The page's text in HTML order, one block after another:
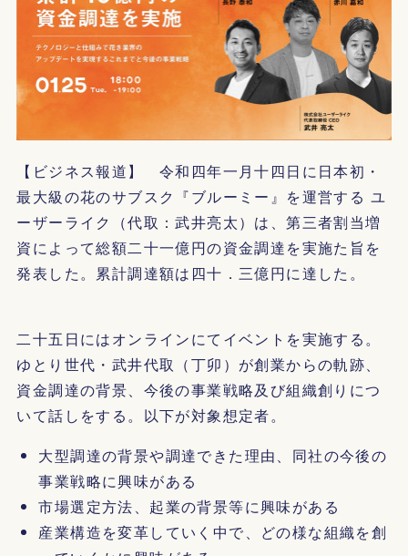
【ビジネス報道】 令和四年一月十四日に日本初・
最大級の花のサブスク『ブルーミー』を運営する ユ
ーザーライク（代取：武井亮太）は、第三者割当増
資によって総額二十一億円の資金調達を実施た旨を
発表した。累計調達額は四十．三億円に達した。
二十五日にはオンラインにてイベントを実施する。
ゆとり世代・武井代取（丁卯）が創業からの軌跡、
資金調達の背景、今後の事業戦略及び組織創りにつ
いて話しをする。以下が対象想定者。
大型調達の背景や調達できた理由、同社の今後の
事業戦略に興味がある
市場選定方法、起業の背景等に興味がある
産業構造を変革していく中で、どの様な組織を創